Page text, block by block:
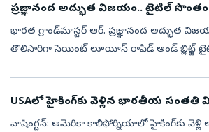
ప్రజ్ఞానంద అద్భుత విజయం.. టైటిల్‌ సొంతం
భారత గ్రాండ్‌మాస్టర్‌ ఆర్‌. ప్రజ్ఞానంద అద్భుత
తొలిసారిగా సెయింట్‌ లూయీస్‌ రాపిడ్‌ అండ్‌ బ్లిట్జ్‌
USAలో హైకింగ్‌కు వెళ్లిన భారతీయ సంతతి
వాషింగ్టన్: అమెరికా కాలిఫోర్నియాలో హైకింగ్‌కు